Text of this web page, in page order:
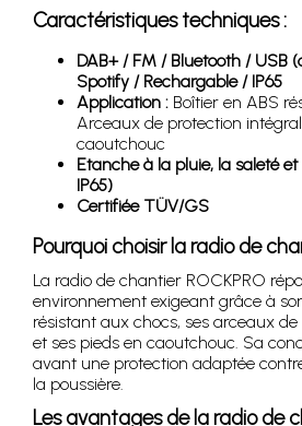
Caractéristiques techniques :
DAB+ / FM / Bluetooth / USB
Spotify / Rechargable / IP65
Application : Boîtier en ABS
Arceaux de protection
caoutchouc
Etanche à la pluie, la saleté
IP65)
Certifiée TÜV/GS
Pourquoi choisir la radio de
La radio de chantier ROCKPRO
environnement exigeant grâce à
résistant aux chocs, ses arceaux
et ses pieds en caoutchouc. Sa
avant une protection adaptée
la poussière.
Les avantages de la radio de